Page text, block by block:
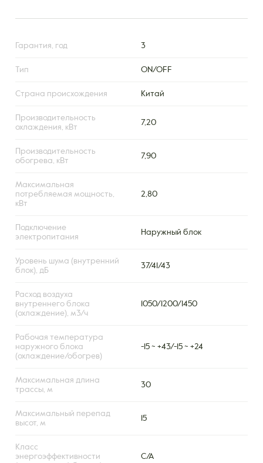
Гарантия, год 3
Тип ON/OFF
Страна происхождения Китай
Производительность
охлаждения, кВт
7,20
Производительность
обогрева, кВт
7,90
Максимальная
потребляемая мощность,
кВт
2,80
Подключение
электропитания
Наружный блок
Уровень шума (внутренний
блок), дБ
37/41/43
Расход воздуха
внутреннего блока
(охлаждение), м3/ч
1050/1200/1450
Рабочая температура
наружного блока
(охлаждение/обогрев)
-15 ~ +43/-15 ~ +24
Максимальная длина
трассы, м
30
Максимальный перепад
высот, м
15
Класс
энергоэффективности
C/A